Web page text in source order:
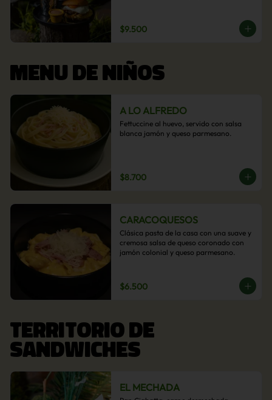
$9.500
MENU DE NIÑOS
A LO ALFREDO
Fettuccine al huevo, servido con salsa
blanca jamón y queso parmesano.
$8.700
CARACOQUESOS
Clásica pasta de la casa con una suave y
cremosa salsa de queso coronado con
jamón colonial y queso parmesano.
$6.500
TERRITORIO DE
SANDWICHES
EL MECHADA